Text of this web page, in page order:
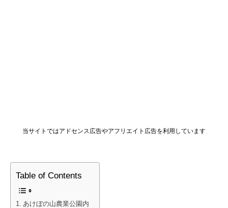
当サイトではアドセンス広告やアフリエイト広告を利用しています
Table of Contents
あけぼの山農業公園内